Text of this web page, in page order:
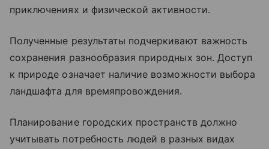
приключениях и физической активности.
Полученные результаты подчеркивают важность
сохранения разнообразия природных зон. Доступ
к природе означает наличие возможности выбора
ландшафта для времяпровождения.
Планирование городских пространств должно
учитывать потребность людей в разных видах